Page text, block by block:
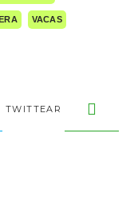
VACAS
TWITTEAR